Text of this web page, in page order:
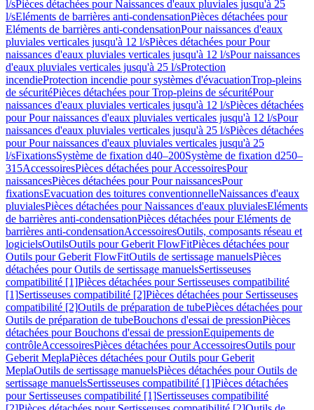
l/sPièces détachées pour Naissances d'eaux pluviales jusqu'à 25
l/sEléments de barrières anti-condensationPièces détachées pour
Eléments de barrières anti-condensationPour naissances d'eaux
pluviales verticales jusqu'à 12 l/sPièces détachées pour Pour
naissances d'eaux pluviales verticales jusqu'à 12 l/sPour naissances
d'eaux pluviales verticales jusqu'à 25 l/sProtection
incendieProtection incendie pour systèmes d'évacuationTrop-pleins
de sécuritéPièces détachées pour Trop-pleins de sécuritéPour
naissances d'eaux pluviales verticales jusqu'à 12 l/sPièces détachées
pour Pour naissances d'eaux pluviales verticales jusqu'à 12 l/sPour
naissances d'eaux pluviales verticales jusqu'à 25 l/sPièces détachées
pour Pour naissances d'eaux pluviales verticales jusqu'à 25
l/sFixationsSystème de fixation d40–200Système de fixation d250–
315AccessoiresPièces détachées pour AccessoiresPour
naissancesPièces détachées pour Pour naissancesPour
fixationsEvacuation des toitures conventionnelleNaissances d'eaux
pluvialesPièces détachées pour Naissances d'eaux pluvialesEléments
de barrières anti-condensationPièces détachées pour Eléments de
barrières anti-condensationAccessoiresOutils, composants réseau et
logicielsOutilsOutils pour Geberit FlowFitPièces détachées pour
Outils pour Geberit FlowFitOutils de sertissage manuelsPièces
détachées pour Outils de sertissage manuelsSertisseuses
compatibilité [1]Pièces détachées pour Sertisseuses compatibilité
[1]Sertisseuses compatibilité [2]Pièces détachées pour Sertisseuses
compatibilité [2]Outils de préparation de tubePièces détachées pour
Outils de préparation de tubeBouchons d'essai de pressionPièces
détachées pour Bouchons d'essai de pressionEquipements de
contrôleAccessoiresPièces détachées pour AccessoiresOutils pour
Geberit MeplaPièces détachées pour Outils pour Geberit
MeplaOutils de sertissage manuelsPièces détachées pour Outils de
sertissage manuelsSertisseuses compatibilité [1]Pièces détachées
pour Sertisseuses compatibilité [1]Sertisseuses compatibilité